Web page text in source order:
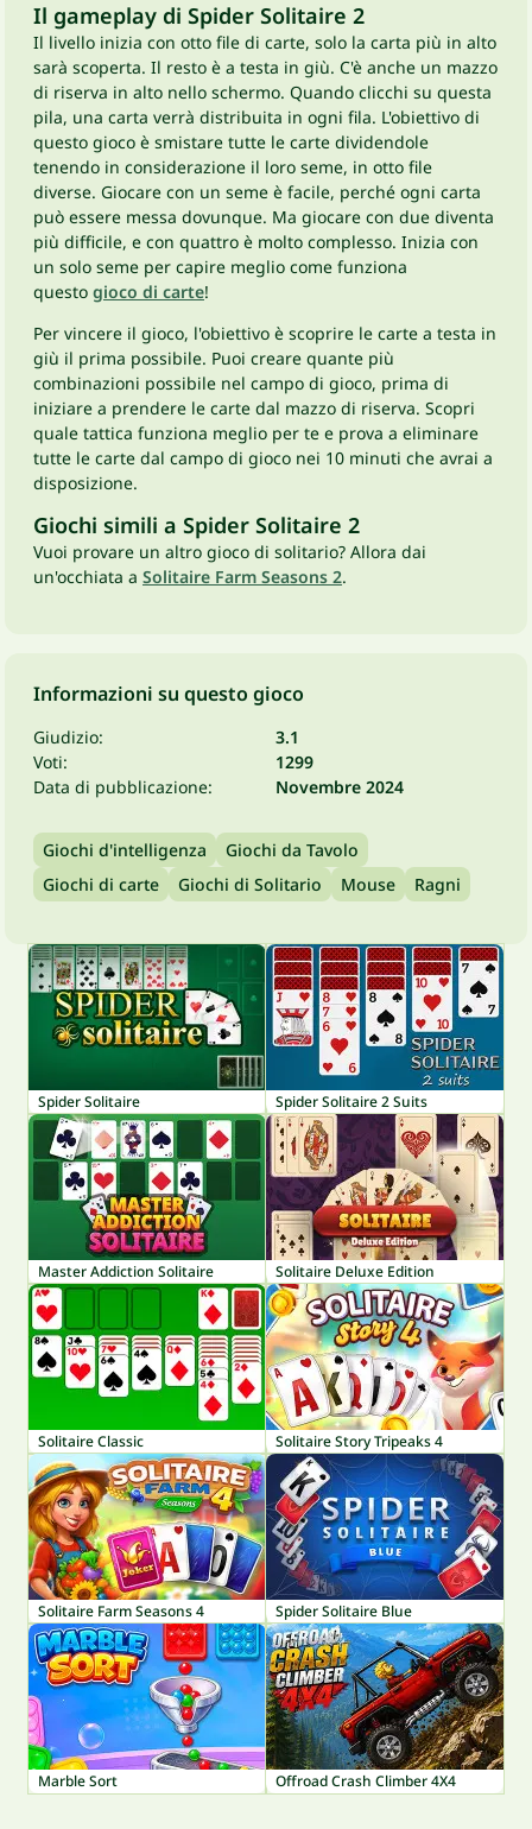
Il gameplay di Spider Solitaire 2
Il livello inizia con otto file di carte, solo la carta più in alto
sarà scoperta. Il resto è a testa in giù. C'è anche un mazzo
di riserva in alto nello schermo. Quando clicchi su questa
pila, una carta verrà distribuita in ogni fila. L'obiettivo di
questo gioco è smistare tutte le carte dividendole
tenendo in considerazione il loro seme, in otto file
diverse. Giocare con un seme è facile, perché ogni carta
può essere messa dovunque. Ma giocare con due diventa
più difficile, e con quattro è molto complesso. Inizia con
un solo seme per capire meglio come funziona
questo gioco di carte!
Per vincere il gioco, l'obiettivo è scoprire le carte a testa in
giù il prima possibile. Puoi creare quante più
combinazioni possibile nel campo di gioco, prima di
iniziare a prendere le carte dal mazzo di riserva. Scopri
quale tattica funziona meglio per te e prova a eliminare
tutte le carte dal campo di gioco nei 10 minuti che avrai a
disposizione.
Giochi simili a Spider Solitaire 2
Vuoi provare un altro gioco di solitario? Allora dai
un'occhiata a Solitaire Farm Seasons 2.
Informazioni su questo gioco
Giudizio:
3.1
Voti:
1299
Data di pubblicazione:
Novembre 2024
Giochi d'intelligenza
Giochi da Tavolo
Giochi di carte
Giochi di Solitario Mouse Ragni
Spider Solitaire Spider Solitaire 2 Suits
Master Addiction Solitaire Solitaire Deluxe Edition
Solitaire Classic Solitaire Story Tripeaks 4
Solitaire Farm Seasons 4 Spider Solitaire Blue
Marble Sort Offroad Crash Climber 4X4